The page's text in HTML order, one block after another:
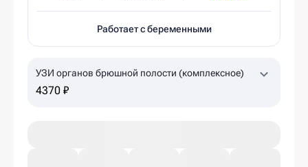
Работает с беременными
УЗИ органов брюшной полости (комплексное)
4370 ₽